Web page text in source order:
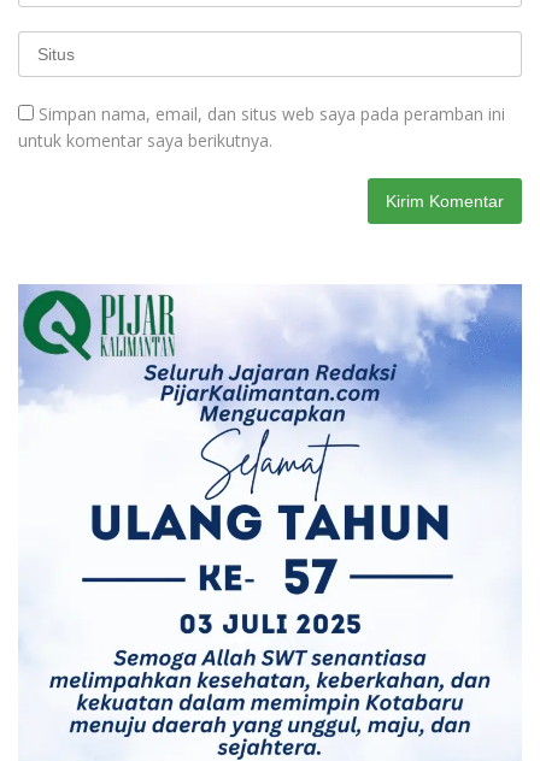
Simpan nama, email, dan situs web saya pada peramban ini
untuk komentar saya berikutnya.